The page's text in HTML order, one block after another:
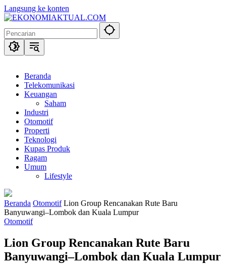
Langsung ke konten
Beranda
Telekomunikasi
Keuangan
Saham
Industri
Otomotif
Properti
Teknologi
Kupas Produk
Ragam
Umum
Lifestyle
Beranda Otomotif Lion Group Rencanakan Rute Baru
Banyuwangi–Lombok dan Kuala Lumpur
Otomotif
Lion Group Rencanakan Rute Baru
Banyuwangi–Lombok dan Kuala Lumpur